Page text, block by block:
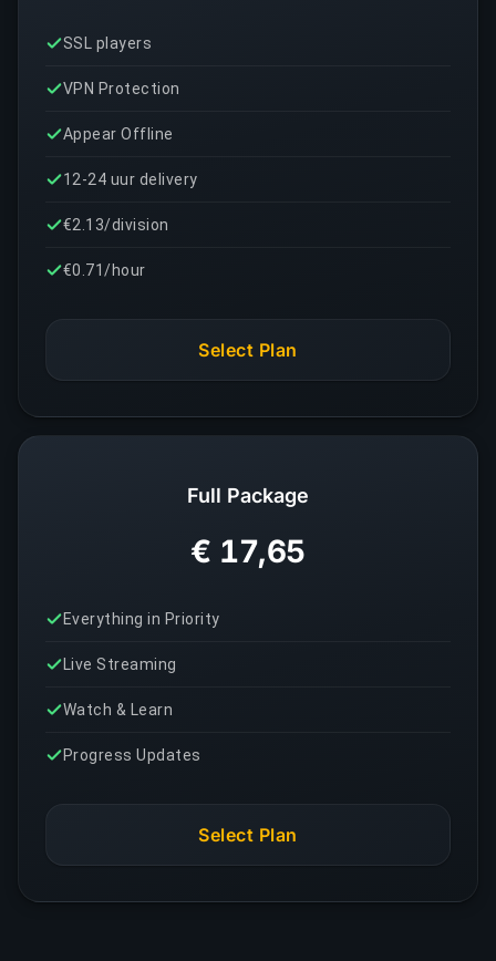
SSL players
VPN Protection
Appear Offline
12-24 uur delivery
€2.13/division
€0.71/hour
Select Plan
Full Package
€ 17,65
Everything in Priority
Live Streaming
Watch & Learn
Progress Updates
Select Plan